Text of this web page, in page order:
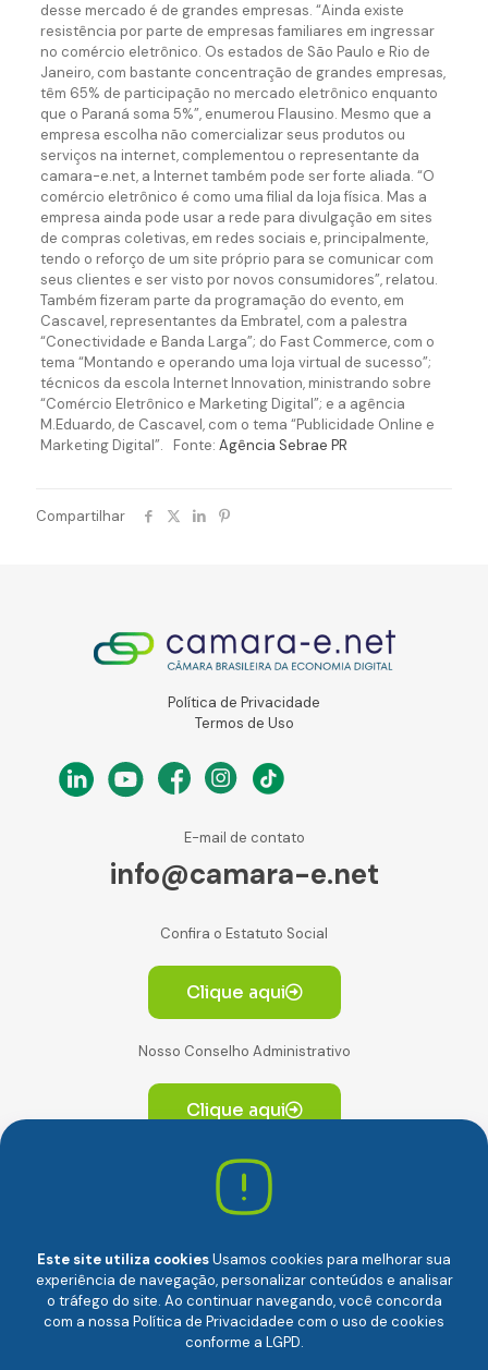
desse mercado é de grandes empresas. “Ainda existe
resistência por parte de empresas familiares em ingressar
no comércio eletrônico. Os estados de São Paulo e Rio de
Janeiro, com bastante concentração de grandes empresas,
têm 65% de participação no mercado eletrônico enquanto
que o Paraná soma 5%”, enumerou Flausino. Mesmo que a
empresa escolha não comercializar seus produtos ou
serviços na internet, complementou o representante da
camara-e.net, a Internet também pode ser forte aliada. “O
comércio eletrônico é como uma filial da loja física. Mas a
empresa ainda pode usar a rede para divulgação em sites
de compras coletivas, em redes sociais e, principalmente,
tendo o reforço de um site próprio para se comunicar com
seus clientes e ser visto por novos consumidores”, relatou.
Também fizeram parte da programação do evento, em
Cascavel, representantes da Embratel, com a palestra
“Conectividade e Banda Larga”; do Fast Commerce, com o
tema “Montando e operando uma loja virtual de sucesso”;
técnicos da escola Internet Innovation, ministrando sobre
“Comércio Eletrônico e Marketing Digital”; e a agência
M.Eduardo, de Cascavel, com o tema “Publicidade Online e
Marketing Digital”. Fonte: Agência Sebrae PR
Compartilhar
Política de Privacidade
Termos de Uso
E-mail de contato
info@camara-e.net
Confira o Estatuto Social
Clique aqui
Nosso Conselho Administrativo
Clique aqui
Av. Paulista, 2064. Conjunto 14, (Edifício Paulista) -
CEP 01310-928 Consolação – São Paulo/SP
Este site utiliza cookiesUsamos cookies para melhorar sua
experiência de navegação, personalizar conteúdos e analisar
o tráfego do site. Ao continuar navegando, você concorda
com a nossa Política de Privacidadee com o uso de cookies
conforme a LGPD.